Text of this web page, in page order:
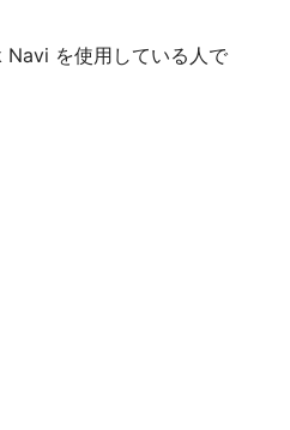
Navi を使用している人で